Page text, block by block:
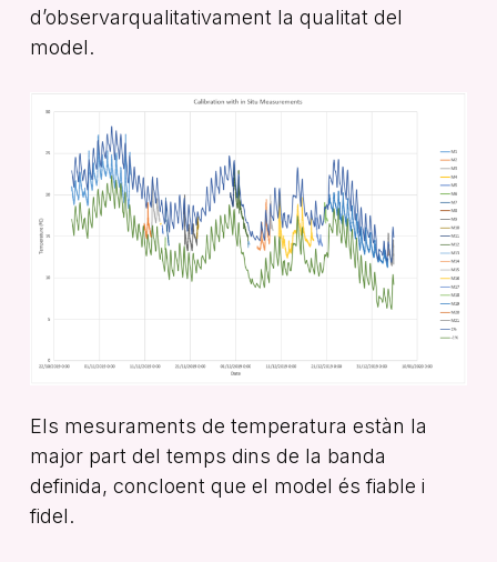
d’observarqualitativament la qualitat del
model.
Els mesuraments de temperatura estàn la
major part del temps dins de la banda
definida, concloent que el model és fiable i
fidel.